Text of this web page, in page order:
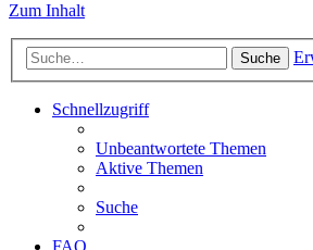
Zum Inhalt
Suche
Schnellzugriff
Unbeantwortete Themen
Aktive Themen
Suche
FAQ